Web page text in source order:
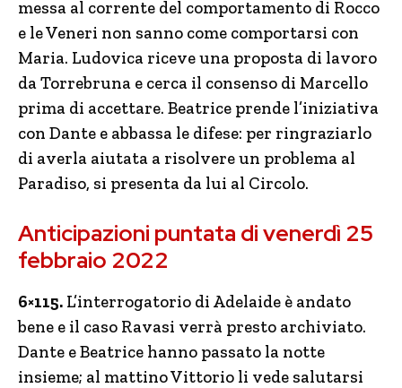
messa al corrente del comportamento di Rocco
e le Veneri non sanno come comportarsi con
Maria. Ludovica riceve una proposta di lavoro
da Torrebruna e cerca il consenso di Marcello
prima di accettare. Beatrice prende l’iniziativa
con Dante e abbassa le difese: per ringraziarlo
di averla aiutata a risolvere un problema al
Paradiso, si presenta da lui al Circolo.
Anticipazioni puntata di venerdì 25
febbraio 2022
6×115. L’interrogatorio di Adelaide è andato
bene e il caso Ravasi verrà presto archiviato.
Dante e Beatrice hanno passato la notte
insieme; al mattino Vittorio li vede salutarsi